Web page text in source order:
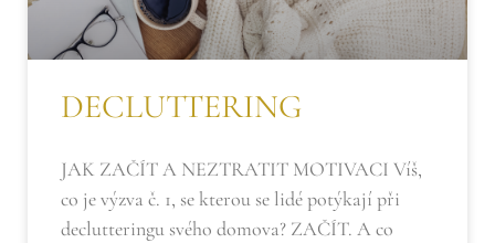
DECLUTTERING
JAK ZAČÍT A NEZTRATIT MOTIVACI Víš,
co je výzva č. 1, se kterou se lidé potýkají při
declutteringu svého domova? ZAČÍT. A co